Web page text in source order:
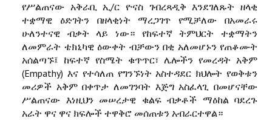
የሥልጠናው አቅራቢ ኢ/ር ዮናስ ገብረጻዲቅ እንደገለጹት ዘላቂ
ተቋማዊ ዕድገትን በዘላቂነት ማረጋገጥ የሚቻለው በአመራሩ
ሁለንተናዊ ብቃት ላይ ነው። የከፍተኛ ትምህርት ተቋማትን
ለመምራት ቴክኒካዊ ዕውቀት ብቻውን በቂ አለመሆኑን የጠቆሙት
አሰልጣኙ፤ ከፍተኛ የስሜት ቁጥጥር፣ ሌሎችን የመረዳት አቅም
(Empathy) እና የተሳለጠ የግንኙነት አስተዳደር ክህሎት የወቅቱን
መሪዎች አቅም በቀጥታ ለመገንባት እጅግ አስፈላጊ በመሆናቸው
ሥልጠናው እነዚህን መሠረታዊ ቁልፍ ብቃቶች ማዕከል ባደረጉ
አራት ዋና ዋና ክፍሎች ተዋቅሮ መሰጠቱን አብራርተዋል።